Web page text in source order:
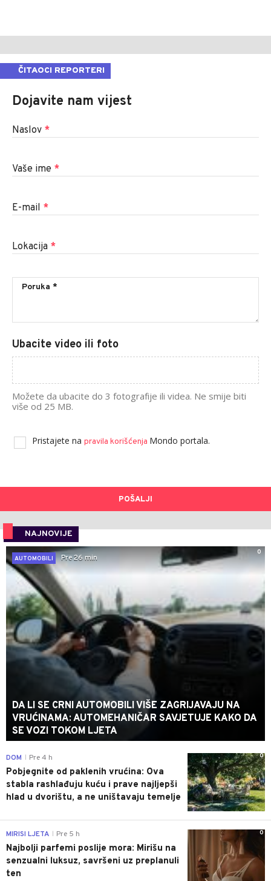
ČITAOCI REPORTERI
Dojavite nam vijest
Naslov *
Vaše ime *
E-mail *
Lokacija *
Ubacite video ili foto
Možete da ubacite do 3 fotografije ili videa. Ne smije biti
više od 25 MB.
Pristajete na pravila korišćenja Mondo portala.
POŠALJI
NAJNOVIJE
0
AUTOMOBILI
Pre 26 min
DA LI SE CRNI AUTOMOBILI VIŠE ZAGRIJAVAJU NA
VRUĆINAMA: AUTOMEHANIČAR SAVJETUJE KAKO DA
SE VOZI TOKOM LJETA
0
DOM Pre 4 h
Pobjegnite od paklenih vrućina: Ova
stabla rashlađuju kuću i prave najljepši
hlad u dvorištu, a ne uništavaju temelje
0
MIRISI LJETA Pre 5 h
Najbolji parfemi poslije mora: Mirišu na
senzualni luksuz, savršeni uz preplanuli
ten